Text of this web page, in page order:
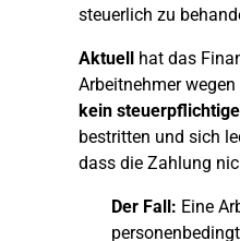
steuerlich zu
Aktuell hat das
Arbeitnehmer
kein
bestritten und sich
dass die Zahlung
Der Fall: Eine